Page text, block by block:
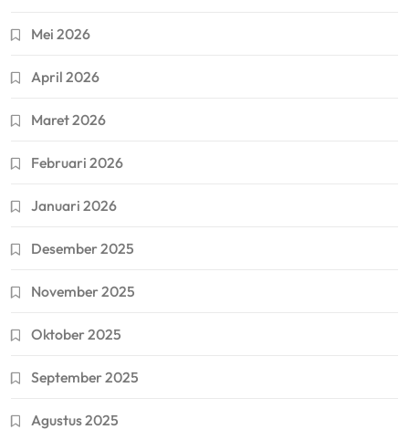
Mei 2026
April 2026
Maret 2026
Februari 2026
Januari 2026
Desember 2025
November 2025
Oktober 2025
September 2025
Agustus 2025